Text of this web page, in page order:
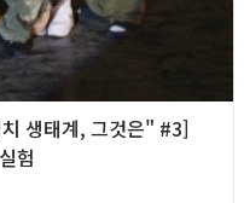
생태계, 그것은" #3]
험